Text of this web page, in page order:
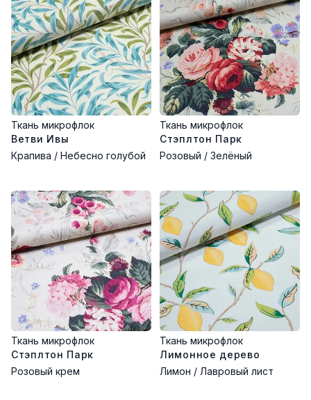
Ткань микрофлок
Ветви Ивы
Крапива / Небесно голубой
Ткань микрофлок
Стэплтон Парк
Розовый / Зелёный
Ткань микрофлок
Стэплтон Парк
Розовый крем
Ткань микрофлок
Лимонное дерево
Лимон / Лавровый лист